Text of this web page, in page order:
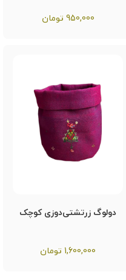
950,000 تومان
دولوگ زرتشتی‌دوزی کوچک
1,600,000 تومان